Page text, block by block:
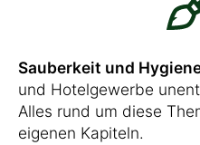
Sauberkeit und
und Hotelgewerbe
Alles rund um diese
eigenen Kapiteln.